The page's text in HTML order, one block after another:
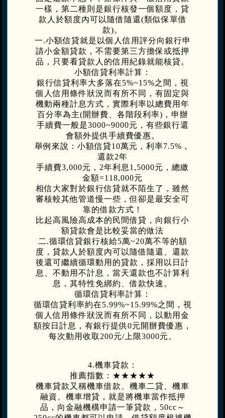
一樣，第二種則是銀行核發一個額度，貸
款人於額度內可以隨借隨還(類似保單借
款)。
一.小額信貸就是以個人信用評分向銀行申
請小金額貸款，不需要第三方擔保或抵押
品，只要看貸款人的信用紀錄就能核貸。
小額信貸利率計算：
銀行信貸利率大多落在5%~15%之間，視
個人信用條件狀況而有所不同，有固定與
機動兩種計息方式，實際利率以總費用年
百分率為主(開辦費、各階段利率)，申辦
手續費一般是3000~9000元，有些銀行還
會額外提供手續費優惠。
舉例來說：小額信貸10萬元，利率7.5%，
還款2年
手續費3,000‬元，2年利息1,5000元，總繳
金額=118,000元
相信大家對於銀行信貸就不陌生了，雖然
審核較其他管道慢一些，但卻是最安全可
靠的借款方式！
比起高風險高成本的民間借貸，向銀行小
額貸款會是比較妥當的做法
二.循環信貸銀行核給5萬~20萬不等的額
度，貸款人於額度內可以隨借隨還、還款
後還可繼續循環動用的貸款，採用以日計
息、不動用不計息，當天還款也不計算利
息，其特性免綁約、借款快速。
循環信貸利率計算：
循環信貸利率約在5.99%~15.99%之間，視
個人信用條件狀況而有所不同，以動用金
額按日計息，有銀行提供0元開辦費優惠，
每次動用收取200元/上限3000元。
4.機車貸款：
推薦指數：★★★★★
機車貸款又稱機車借款、機車二貸、機車
融資、機車增貸，就是將機車當作抵押
品，向金融機構申請一筆貸款，50cc～